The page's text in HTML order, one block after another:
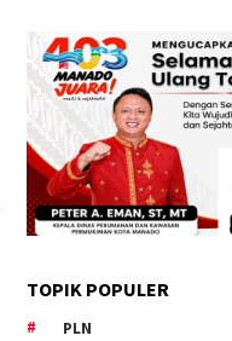
TOPIK POPULER
PLN